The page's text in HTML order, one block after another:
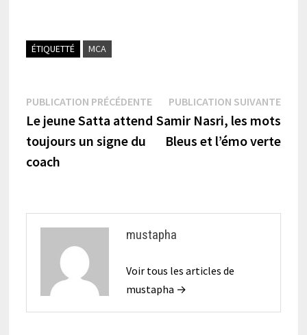
ÉTIQUETTÉ MCA
Navigation
de
l’article
PUBLICATION PRÉCÉDENTEPublication
précédente :
Le jeune Satta attend
toujours un signe du
coach
PUBLICATION SUIVANTE
Samir Nasri, les mots
Bleus et l’émo verte
mustapha
Voir tous les articles de
mustapha →